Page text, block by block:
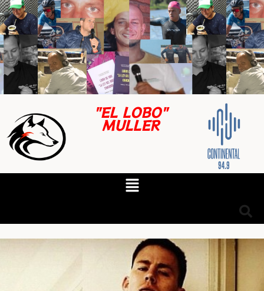
"EL LOBO"
MULLER